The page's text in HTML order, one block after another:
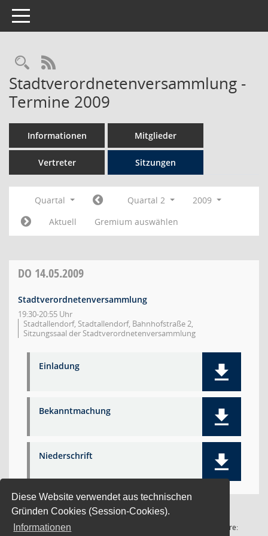
Diese Website verwendet aus technischen
Gründen Cookies (Session-Cookies).
Informationen
Toggle navigation
Rechercheauswahl
RSS-Feed
Stadtverordnetenversammlung -
Termine 2009
Informationen Mitglieder
Vertreter Sitzungen
Quartal Quartal 2
2009
Aktuell
Gremium auswählen
DO 14.05.2009
Stadtverordnetenversammlung
19:30-20:55 Uhr
Stadtallendorf, Stadtallendorf, Bahnhofstraße 2,
Sitzungssaal der Stadtverordnetenversammlung
Einladung
Bekanntmachung
Niederschrift
1 Satz
Software: